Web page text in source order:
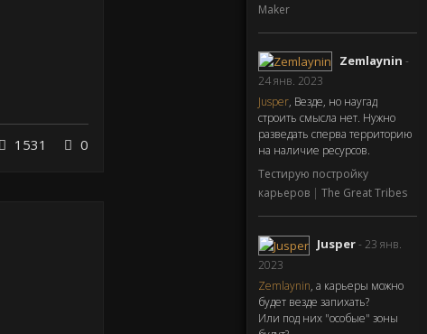
Maker
Zemlaynin -
24 янв. 2023
Jusper, Везде, но наугад
строить смысла нет. Нужно
разведать сперва территорию
на наличие ресурсов.
Тестирую постройку
карьеров | The Great Tribes
Jusper- 23 янв.
2023
Zemlaynin, а карьеры можно
будет везде запихать?
Или под них "особые" зоны
1531 0